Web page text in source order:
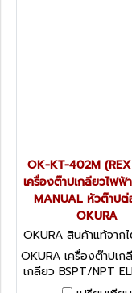
OK-KT-402M
เครื่องต๊าปเกลียวไฟฟ้
MANUAL หัวต๊าปต่
OKURA
OKURA สินค้าแท้จาก
K-KT-402M (REX
OKURA เครื่องต๊าปเ
เกลียว BSPT/NPT
THREADING